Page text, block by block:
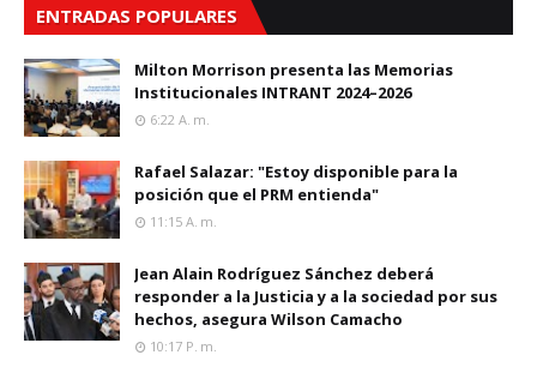
ENTRADAS POPULARES
Milton Morrison presenta las Memorias
Institucionales INTRANT 2024–2026
6:22 A. M.
Rafael Salazar: "Estoy disponible para la
posición que el PRM entienda"
11:15 A. M.
Jean Alain Rodríguez Sánchez deberá
responder a la Justicia y a la sociedad por sus
hechos, asegura Wilson Camacho
10:17 P. M.